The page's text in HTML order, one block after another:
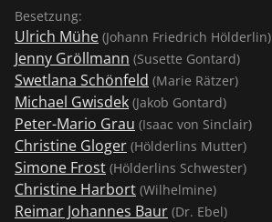
Besetzung:
Ulrich Mühe (Johann Friedrich Hölderlin)
Jenny Gröllmann (Susette Gontard)
Swetlana Schönfeld (Marie Rätzer)
Michael Gwisdek (Jakob Gontard)
Peter-Mario Grau (Isaac von Sinclair)
Christine Gloger (Hölderlins Mutter)
Simone Frost (Hölderlins Schwester)
Christine Harbort (Wilhelmine)
Reimar Johannes Baur (Dr. Ebel)